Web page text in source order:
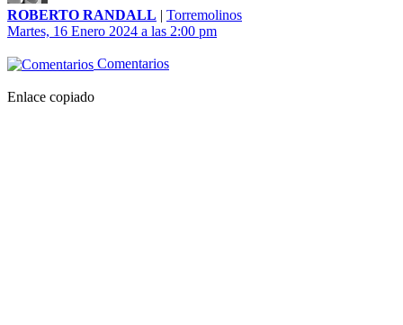
ROBERTO RANDALL | Torremolinos
Martes, 16 Enero 2024 a las 2:00 pm
Comentarios
Enlace copiado